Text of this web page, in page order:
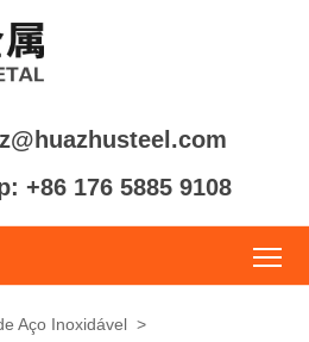
+86 176 5885 9108
Aço Inoxidável >